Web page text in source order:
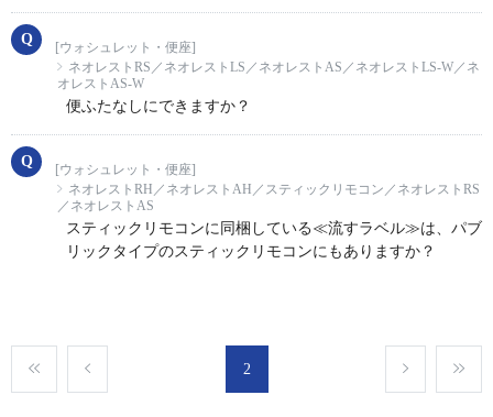
[ウォシュレット・便座]
ネオレストRS／ネオレストLS／ネオレストAS／ネオレストLS-W／ネ
オレストAS-W
便ふたなしにできますか？
[ウォシュレット・便座]
ネオレストRH／ネオレストAH／スティックリモコン／ネオレストRS
／ネオレストAS
スティックリモコンに同梱している≪流すラベル≫は、パブ
リックタイプのスティックリモコンにもありますか？
2